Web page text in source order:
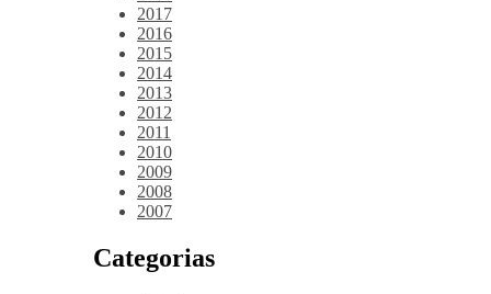
2017
2016
2015
2014
2013
2012
2011
2010
2009
2008
2007
Categorias